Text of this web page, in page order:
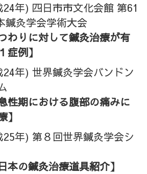
年) 四日市市文化会館 第61
鍼灸学会学術大会
つわりに対して鍼灸治療が有
症例】
年) 世界鍼灸学会バンドン
急性期における腹部の痛みに
】
年) 第８回世界鍼灸学会シ
日本の鍼灸治療道具紹介】